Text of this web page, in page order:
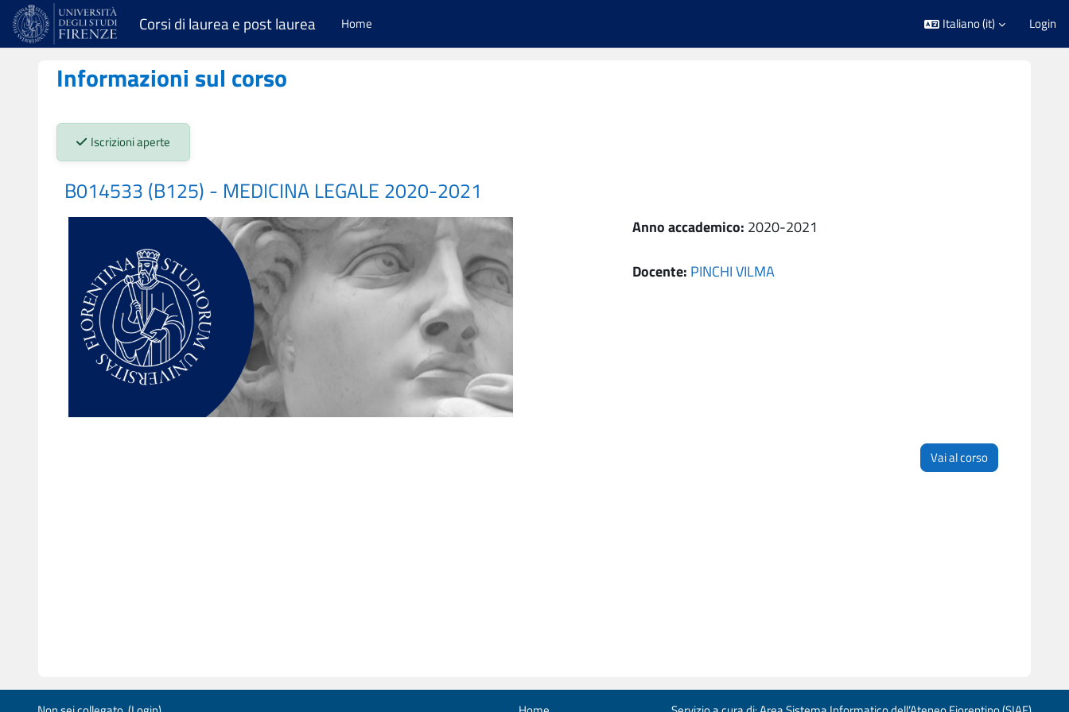
Vai al contenuto principale
Corsi di laurea e post laurea Home Italiano ‎(it)‎ Login
Informazioni sul corso
Stato iscrizioni:
Iscrizioni aperte
B014533 (B125) - MEDICINA LEGALE 2020-2021
Anno accademico: 2020-2021
Docente: PINCHI VILMA
Vai al corso